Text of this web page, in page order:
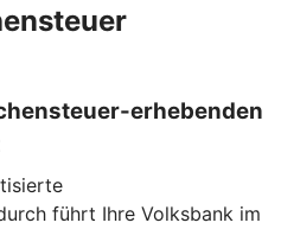
erhebenden
führt Ihre Volksbank im